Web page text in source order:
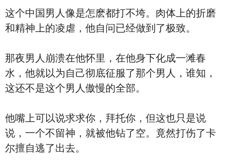
这个中国男人像是怎麽都打不垮。肉体上的折磨
和精神上的凌虐，他自问已经做到了极致。
那夜男人崩溃在他怀里，在他身下化成一滩春
水，他就以为自己彻底征服了那个男人，谁知，
这还不是这个男人傲慢的全部。
他嘴上可以说求求你，拜托你，但这也只是说
说，一个不留神，就被他钻了空。竟然打伤了卡
尔擅自逃了出去。